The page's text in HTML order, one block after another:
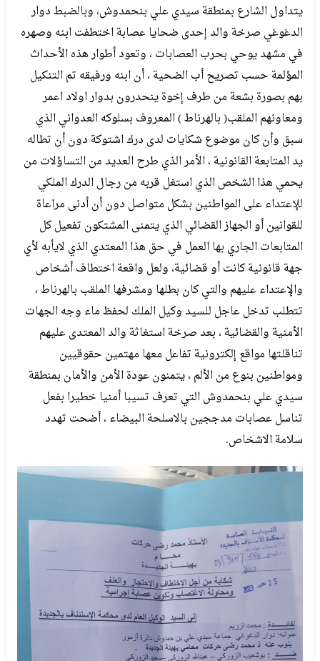
يتداول الشارع بمنطقة سيدي علي بنحمدوش، وبالضبط دوار
الدغوغي صرخة والد إحدى ضحايا عصابة اختطفت ابنه وصهره
في مشهد يوحي بحرب العصابات ، وتعود أطوار هذه الأحداث
المؤلمة حسب تصريح أب الضحية ، أن ابنه ورفيقه تم التنكيل
بهم بصورة بشعة من طرف إخوة ينحدرون بدوار اولاد اعمر
ومعاونهم الملقب( بالهرناط ) المعروف بسلوكه العدواني الذي
سبق وأن كان موضوع شكايات لدى درك اشتوكة دون أن تطاله
يد المتابعة القانونية ، الأمر الذي طرح العديد من التساؤلات من
يحمي هذا الشخص الذي استغل قربه من رجال الدرك الملكي
للإعتداء على المواطنين بشكل متواصل دون أن أدنى مراعاة
للقوانين أو الجهاز القضائي الذي يتمنى المشتكون تفعيل كل
المتابعات الجاري بها العمل في حق هذا المعتدي الذي لايأبه لأي
جهة قانونية كانت أو قضائية، ولعل واقعة اختطاف أشخاص
والإعتداء عليهم والتي كان بطلها ومشرفها الملقب بالهرناط ،
تتطلب تدخل عاجل للسيد وكيل الملك لحفظ ماء وجه الجهات
الأمنية والقضائية ، بعد صرخة استغاثة والد المعتدى عليهم
تناقلتها مواقع إلكترونية تفاعل معها مهتمين حقوقيين
ومواطنين بنوع من الألم ، يتمنون عودة الأمن والأمان بمنطقة
سيدي علي بنحمدوش التي تعرف تسيبا أمنيا خطيرا بفعل
تناسل عصابات مدججين بالاسلحة البيضاء ، أضحت تهدد
سلامة الاشخاص.